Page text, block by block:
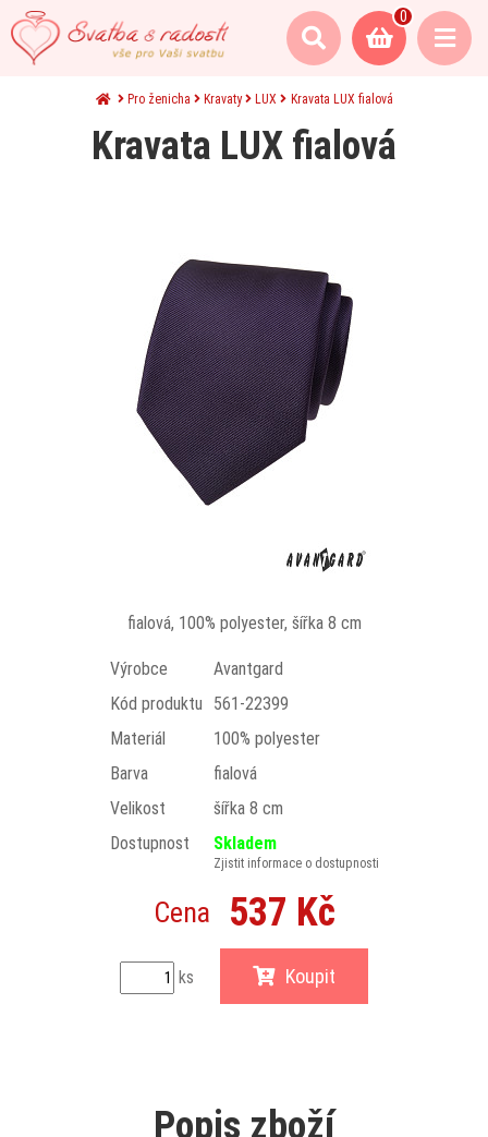
0
Pro ženicha Kravaty LUX Kravata LUX fialová
Kravata LUX fialová
fialová, 100% polyester, šířka 8 cm
Výrobce
Avantgard
Kód produktu
561-22399
Materiál
100% polyester
Barva
fialová
Velikost
šířka 8 cm
Dostupnost
Skladem
Zjistit informace o dostupnosti
Cena 537 Kč
ks Koupit
Popis zboží